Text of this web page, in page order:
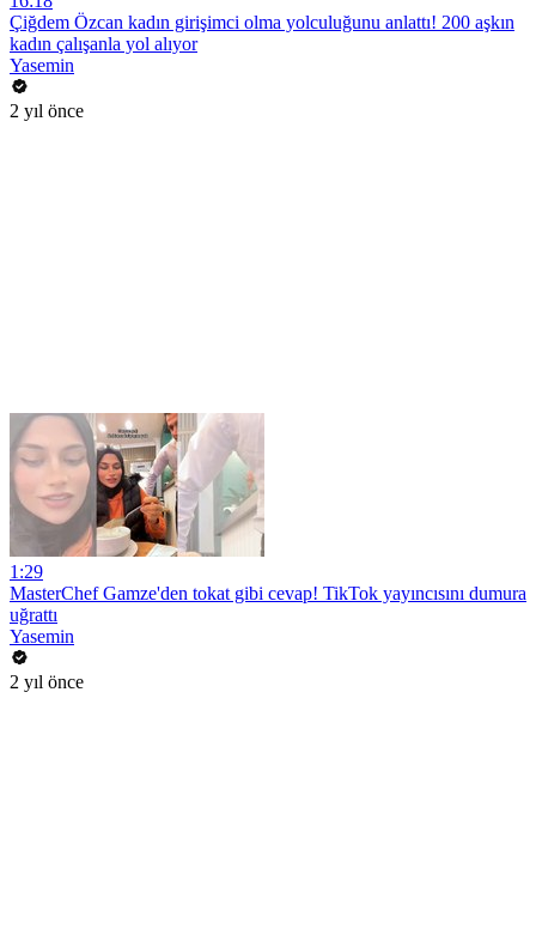
Çiğdem Özcan kadın girişimci olma yolculuğunu anlattı! 200 aşkın
kadın çalışanla yol alıyor
Yasemin
2 yıl önce
1:29
MasterChef Gamze'den tokat gibi cevap! TikTok yayıncısını dumura
uğrattı
Yasemin
2 yıl önce